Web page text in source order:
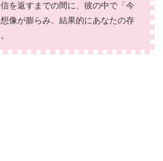
を返すまでの間に、彼の中で「今
像が膨らみ、結果的にあなたの存